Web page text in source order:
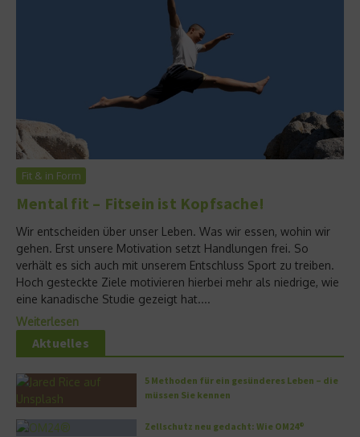
Fit & in Form
Mental fit – Fitsein ist Kopfsache!
Wir entscheiden über unser Leben. Was wir essen, wohin wir
gehen. Erst unsere Motivation setzt Handlungen frei. So
verhält es sich auch mit unserem Entschluss Sport zu treiben.
Hoch gesteckte Ziele motivieren hierbei mehr als niedrige, wie
eine kanadische Studie gezeigt hat....
Weiterlesen
Aktuelles
5 Methoden für ein gesünderes Leben – die
müssen Sie kennen
Zellschutz neu gedacht: Wie OM24®